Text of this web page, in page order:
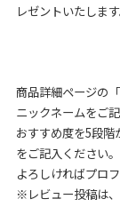
レゼントいたします
商品詳細ページの
ニックネームをご
おすすめ度を5段
をご記入ください。
よろしければプロ
※レビュー投稿は